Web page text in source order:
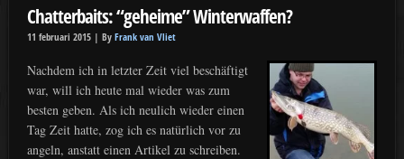
Chatterbaits: “geheime” Winterwaffen?
11 februari 2015 | By Frank van Vliet
Nachdem ich in letzter Zeit viel beschäftigt
war, will ich heute mal wieder was zum
besten geben. Als ich neulich wieder einen
Tag Zeit hatte, zog ich es natürlich vor zu
angeln, anstatt einen Artikel zu schreiben.